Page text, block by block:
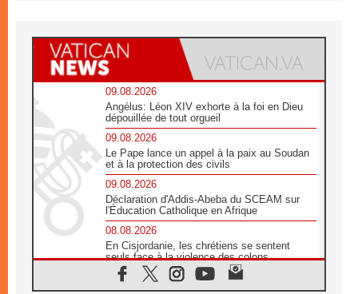
09.08.2026
Angélus: Léon XIV exhorte à la foi en Dieu
dépouillée de tout orgueil
09.08.2026
Le Pape lance un appel à la paix au Soudan
et à la protection des civils
09.08.2026
Déclaration d'Addis-Abeba du SCEAM sur
l'Éducation Catholique en Afrique
08.08.2026
En Cisjordanie, les chrétiens se sentent
seuls face à la violence des colons
08.08.2026